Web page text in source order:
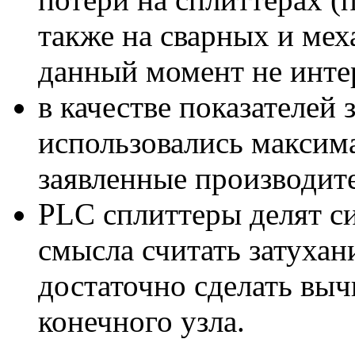
также на сварных и
данный момент не
в качестве
использовались
заявленные
PLC сплиттеры делят
смысла считать
достаточно сделать
конечного узла.